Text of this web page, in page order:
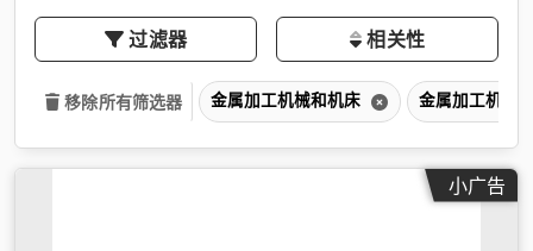
过滤器 相关性
移除所有筛选器 金属加工机械和机床 金属加工机械
小广告